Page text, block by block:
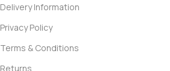
Delivery Information
Privacy Policy
Terms & Conditions
Returns